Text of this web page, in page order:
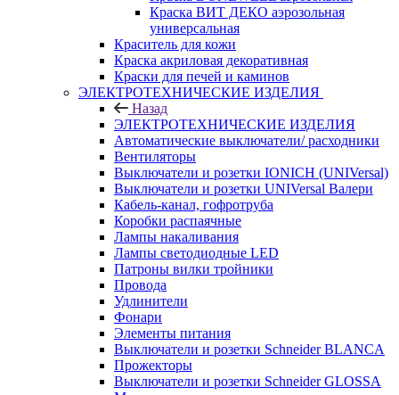
Краска ВИТ ДЕКО аэрозольная
универсальная
Краситель для кожи
Краска акриловая декоративная
Краски для печей и каминов
ЭЛЕКТРОТЕХНИЧЕСКИЕ ИЗДЕЛИЯ
Назад
ЭЛЕКТРОТЕХНИЧЕСКИЕ ИЗДЕЛИЯ
Автоматические выключатели/ расходники
Вентиляторы
Выключатели и розетки IONICH (UNIVersal)
Выключатели и розетки UNIVersal Валери
Кабель-канал, гофротруба
Коробки распаячные
Лампы накаливания
Лампы светодиодные LED
Патроны вилки тройники
Провода
Удлинители
Фонари
Элементы питания
Выключатели и розетки Schneider BLANCA
Прожекторы
Выключатели и розетки Schneider GLOSSA